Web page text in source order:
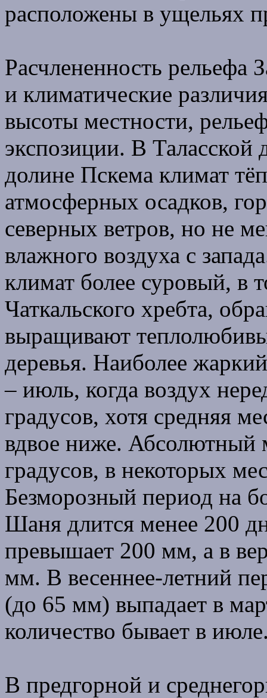
расположены в ущельях
Расчлененность рельефа
и климатические
высоты местности,
экспозиции. В
долине Пскема климат
атмосферных осадков,
северных ветров, но не
влажного воздуха с
климат более суровый, в
Чаткальского хребта,
выращивают
деревья. Наиболее
– июль, когда воздух
градусов, хотя средняя
вдвое ниже. Абсолютный
градусов, в некоторых
Безморозный период на
Шаня длится менее 200
превышает 200 мм, а в
мм. В весеннее-летний
(до 65 мм) выпадает в
количество бывает в
В предгорной и